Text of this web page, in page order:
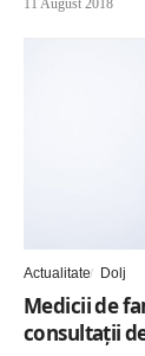
11 August 2018
Actualitate Dolj
Medicii de
consultaţii